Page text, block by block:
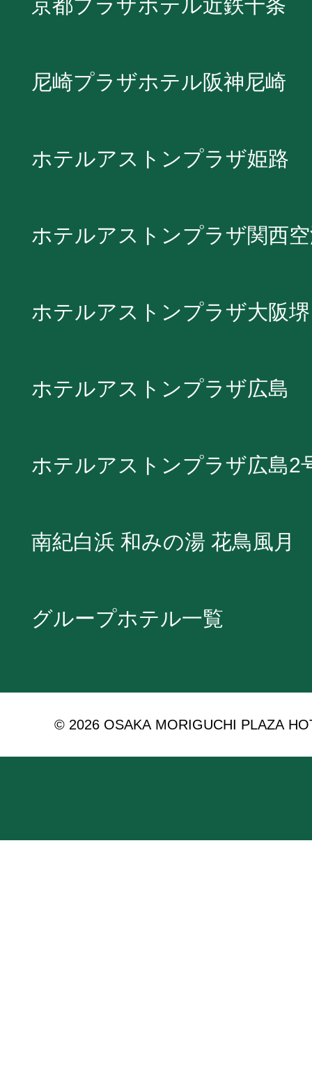
京都プラザホテル近鉄十条
尼崎プラザホテル阪神尼崎
ホテルアストンプラザ姫路
ホテルアストンプラザ関西
ホテルアストンプラザ大阪堺
ホテルアストンプラザ広島
ホテルアストンプラザ広島2
南紀白浜 和みの湯 花鳥風月
グループホテル一覧
© 2026 OSAKA MORIGUCHI PLAZA